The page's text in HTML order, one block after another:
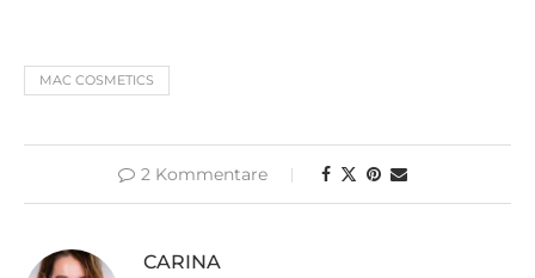
MAC COSMETICS
2 Kommentare
CARINA